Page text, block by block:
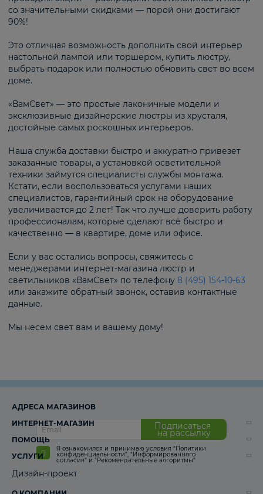
со значительными скидками — порой они достигают
90%!
Это отличная возможность дополнить свой интерьер
настольной лампой или торшером, купить люстру,
выбрать подарок или полностью обновить свет во всем
доме.
«ВамСвет» — это простые лаконичные модели и
эксклюзивные дизайнерские люстры из хрусталя,
достойные самых роскошных интерьеров.
Наша служба доставки быстро и аккуратно привезет
заказанные товары, а установкой осветительной
техники займутся специалисты службы монтажа.
Кстати, если воспользоваться услугами наших
специалистов, гарантийный срок на оборудование
увеличивается до 2 лет! Так что лучше доверить работу
профессионалам, которые сделают всё быстро и
качественно — в квартире, доме или офисе.
Если у вас остались вопросы, свяжитесь с
менеджерами интернет-магазина люстр и
светильников «ВамСвет» по телефону 8 (495) 154-10-63
или закажите обратный звонок, оставив контактные
данные.
Мы несем свет вам и вашему дому!
Подписаться
на рассылку
Я ознакомился и принимаю условия “Политики
конфиденциальности”, “Информированного
согласия“ и “Рекомендательные алгоритмы“
АДРЕСА МАГАЗИНОВ
ИНТЕРНЕТ-МАГАЗИН
ПОМОЩЬ
УСЛУГИ
Дизайн-проект